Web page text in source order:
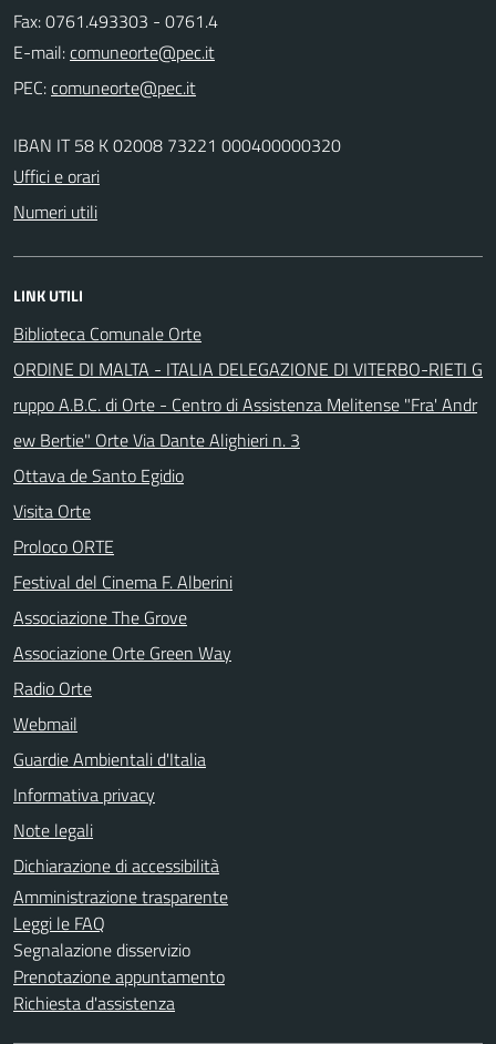
Fax: 0761.493303 - 0761.4
E-mail:
PEC:
IBAN IT 58 K 02008 73221 000400000320
Uffici e orari
Numeri utili
LINK UTILI
Biblioteca Comunale Orte
ORDINE DI MALTA - ITALIA DELEGAZIONE DI VITERBO-RIETI G
ruppo A.B.C. di Orte - Centro di Assistenza Melitense "Fra' Andr
ew Bertie" Orte Via Dante Alighieri n. 3
Ottava de Santo Egidio
Visita Orte
Proloco ORTE
Festival del Cinema F. Alberini
Associazione The Grove
Associazione Orte Green Way
Radio Orte
Webmail
Guardie Ambientali d'Italia
Informativa privacy
Note legali
Dichiarazione di accessibilità
Amministrazione trasparente
Leggi le FAQ
Segnalazione disservizio
Prenotazione appuntamento
Richiesta d'assistenza